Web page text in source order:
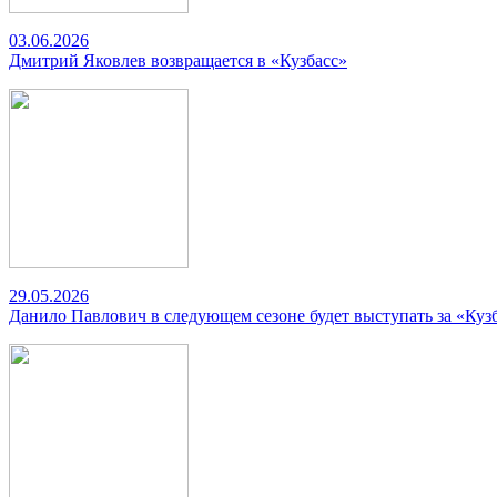
03.06.2026
Дмитрий Яковлев возвращается в «Кузбасс»
29.05.2026
Данило Павлович в следующем сезоне будет выступать за